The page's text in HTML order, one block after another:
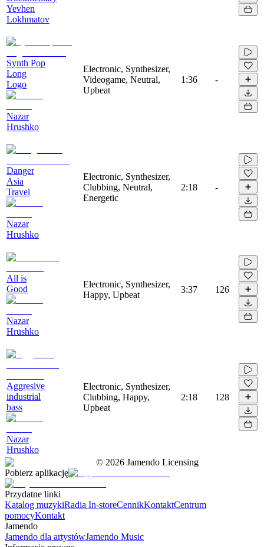
Yevhen
Lokhmatov
Synth Pop
Long
Logo
Nazar
Hrushko
Electronic, Synthesizer,
Videogame, Neutral,
Upbeat
1:36 -
Danger
Asia
Travel
Nazar
Hrushko
Electronic, Synthesizer,
Clubbing, Neutral,
Energetic
2:18 -
All is
Good
Nazar
Hrushko
Electronic, Synthesizer,
Happy, Upbeat
3:37 126
Aggresive
industrial
bass
Nazar
Hrushko
Electronic, Synthesizer,
Clubbing, Happy,
Upbeat
2:18 128
© 2026 Jamendo Licensing
Pobierz aplikację
Przydatne linki
Katalog muzykiRadia In-storeCennikKontaktCentrum
pomocyKontakt
Jamendo
Jamendo dla artystówJamendo Music